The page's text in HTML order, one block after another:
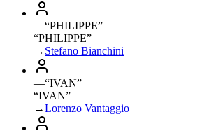
—“PHILIPPE”
“PHILIPPE”
→ Stefano Bianchini
—“IVAN”
“IVAN”
→Lorenzo Vantaggio